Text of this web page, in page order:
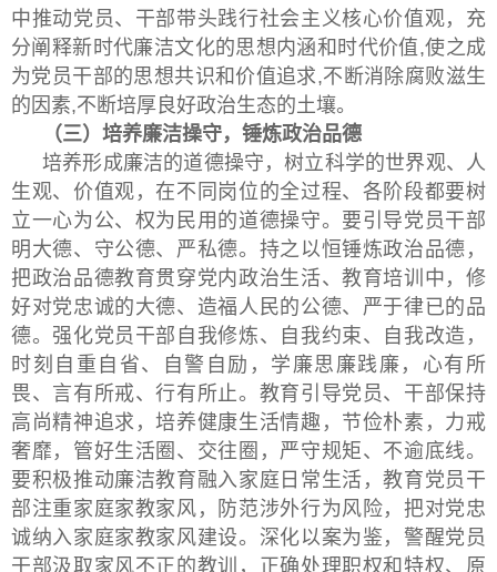
中推动党员、干部带头践行社会主义核心价值观，充
分阐释新时代廉洁文化的思想内涵和时代价值,使之成
为党员干部的思想共识和价值追求,不断消除腐败滋生
的因素,不断培厚良好政治生态的土壤。
（三）培养廉洁操守，锤炼政治品德
培养形成廉洁的道德操守，树立科学的世界观、人
生观、价值观，在不同岗位的全过程、各阶段都要树
立一心为公、权为民用的道德操守。要引导党员干部
明大德、守公德、严私德。持之以恒锤炼政治品德，
把政治品德教育贯穿党内政治生活、教育培训中，修
好对党忠诚的大德、造福人民的公德、严于律已的品
德。强化党员干部自我修炼、自我约束、自我改造，
时刻自重自省、自警自励，学廉思廉践廉，心有所
畏、言有所戒、行有所止。教育引导党员、干部保持
高尚精神追求，培养健康生活情趣，节俭朴素，力戒
奢靡，管好生活圈、交往圈，严守规矩、不逾底线。
要积极推动廉洁教育融入家庭日常生活，教育党员干
部注重家庭家教家风，防范涉外行为风险，把对党忠
诚纳入家庭家教家风建设。深化以案为鉴，警醒党员
干部汲取家风不正的教训，正确处理职权和特权、原